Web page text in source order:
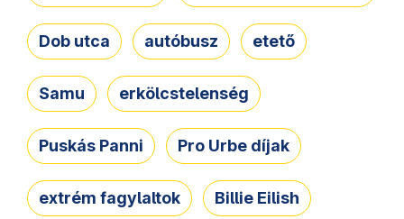
Dob utca autóbusz etető
Samu erkölcstelenség
Puskás Panni Pro Urbe díjak
extrém fagylaltok Billie Eilish